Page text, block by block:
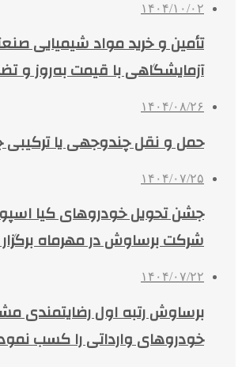
۱۴۰۴/۱۰/۰۲
تأمین و خرید مواد شیمیایی
آزمایشگاهی با قیمت به‌روز و
۱۴۰۴/۰۸/۲۶
حمل و نقل چندوجهی یا
۱۴۰۴/۰۷/۲۵
جشن تحویل خودروهای کیا
شرکت برساوش در مهرماه
۱۴۰۴/۰۷/۲۲
برساوش رتبه اول رضایتمندی
خودروهای وارداتی را کسب